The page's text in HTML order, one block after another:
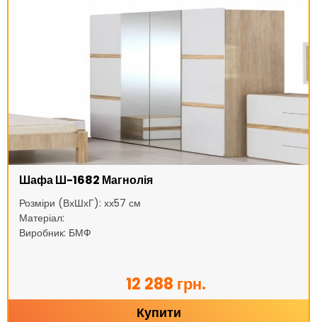
Шафа Ш-1682 Магнолія
Розміри (ВхШхГ): хх57 см
Матеріал:
Виробник: БМФ
12 288 грн.
Купити